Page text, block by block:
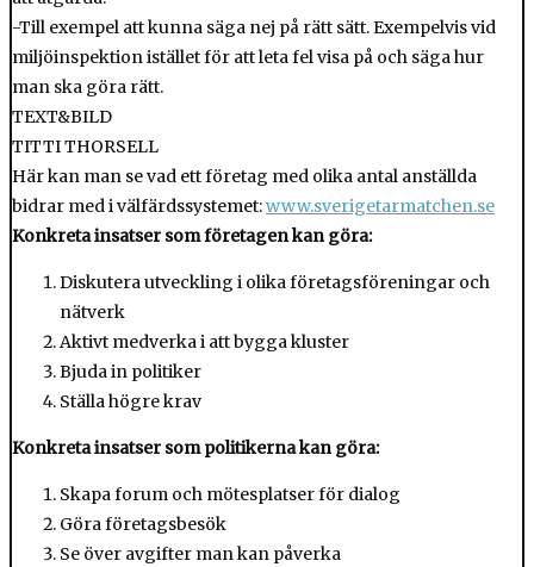
-Till exempel att kunna säga nej på rätt sätt. Exempelvis vid
miljöinspektion istället för att leta fel visa på och säga hur
man ska göra rätt.
TEXT&BILD
TITTI THORSELL
Här kan man se vad ett företag med olika antal anställda
bidrar med i välfärdssystemet:www.sverigetarmatchen.se
Konkreta insatser som företagen kan göra:
Diskutera utveckling i olika företagsföreningar och
nätverk
Aktivt medverka i att bygga kluster
Bjuda in politiker
Ställa högre krav
Konkreta insatser som politikerna kan göra:
Skapa forum och mötesplatser för dialog
Göra företagsbesök
Se över avgifter man kan påverka